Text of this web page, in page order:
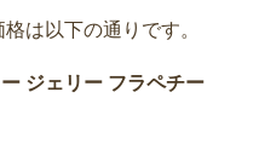
は以下の通りです。
ジェリー フラペチー